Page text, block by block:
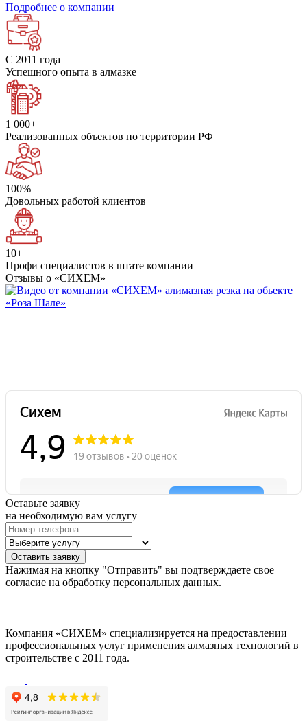
Подробнее о компании
С 2011 года
Успешного опыта в алмазке
1 000+
Реализованных объектов по территории РФ
100%
Довольных работой клиентов
10+
Профи специалистов в штате компании
Отзывы о «СИХЕМ»
Оставьте заявку
на необходимую вам услугу
Оставить заявку
Нажимая на кнопку Отправить
вы подтверждаете свое
согласие на обработку персональных данных.
Компания «СИХЕМ» специализируется на предоставлении
профессиональных услуг применения алмазных технологий в
строительстве с 2011 года.